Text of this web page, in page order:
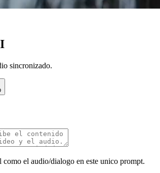
sincronizado.
como el audio/dialogo en este unico prompt.